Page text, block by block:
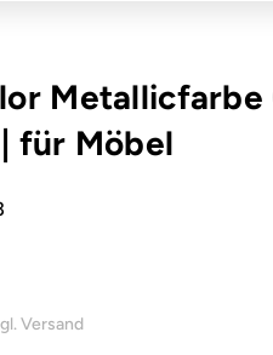
Metallicfarbe
für Möbel
Versand